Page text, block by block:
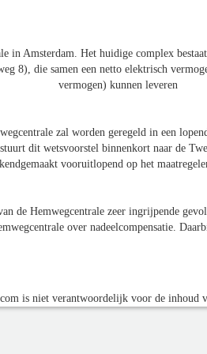
in Amsterdam. Het huidige complex
8), die samen een netto elektrisch
vermogen) kunnen leveren
zal worden geregeld in een
dit wetsvoorstel binnenkort naar de
vooruitlopend op het
de Hemwegcentrale zeer ingrijpende
over nadeelcompensatie.
is niet verantwoordelijk voor de inhoud